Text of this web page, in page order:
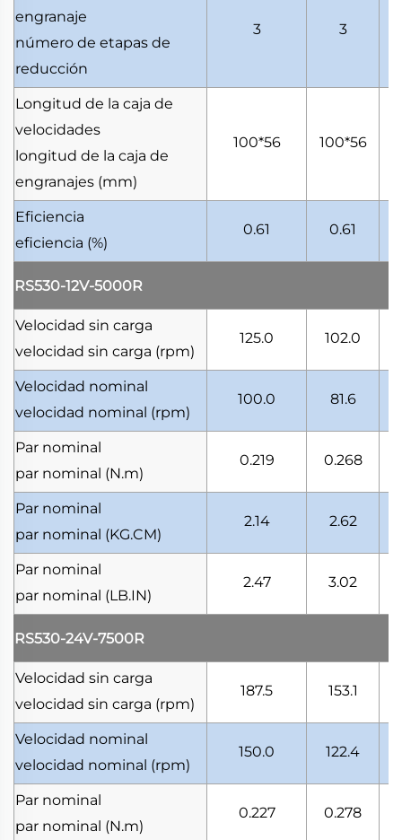
engranaje
número de etapas de
reducción
3 3
Longitud de la caja de
velocidades
longitud de la caja de
engranajes (mm)
100*56 100*56
Eficiencia
eficiencia (%)
0.61 0.61
RS530-12V-5000R
Velocidad sin carga
velocidad sin carga (rpm)
125.0 102.0
Velocidad nominal
velocidad nominal (rpm)
100.0 81.6
Par nominal
par nominal (N.m)
0.219 0.268
Par nominal
par nominal (KG.CM)
2.14 2.62
Par nominal
par nominal (LB.IN)
2.47 3.02
RS530-24V-7500R
Velocidad sin carga
velocidad sin carga (rpm)
187.5 153.1
Velocidad nominal
velocidad nominal (rpm)
150.0 122.4
Par nominal
par nominal (N.m)
0.227 0.278